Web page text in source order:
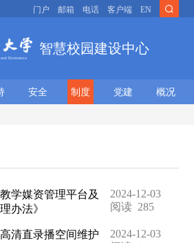
门户 邮箱 电话 客户端 EN
智慧校园建设中心
安全 制度 党建 概况
学媒资管理平台及
办法》
2024-12-03
阅读 285
清直录播空间维护
2024-12-03